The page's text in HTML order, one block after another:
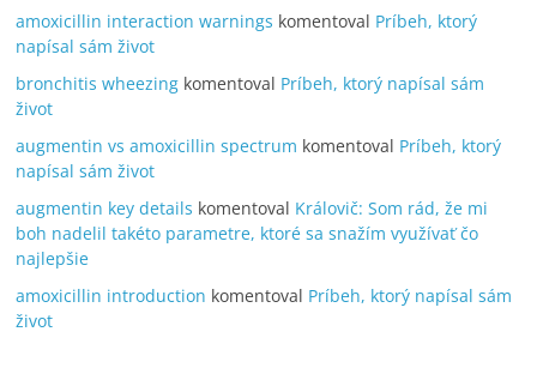
amoxicillin interaction warnings komentoval Príbeh, ktorý
napísal sám život
bronchitis wheezing komentoval Príbeh, ktorý napísal sám
život
augmentin vs amoxicillin spectrum komentoval Príbeh, ktorý
napísal sám život
augmentin key details komentoval Královič: Som rád, že mi
boh nadelil takéto parametre, ktoré sa snažím využívať čo
najlepšie
amoxicillin introduction komentoval Príbeh, ktorý napísal sám
život